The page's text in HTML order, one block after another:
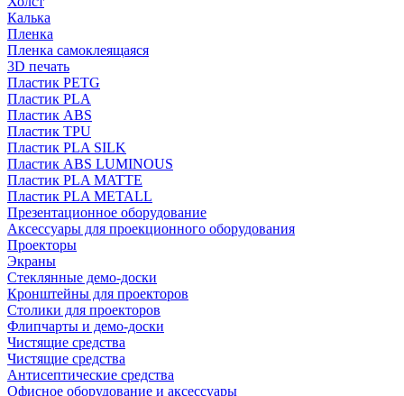
Калька
Пленка
Пленка самоклеящаяся
3D печать
Пластик PETG
Пластик PLA
Пластик ABS
Пластик TPU
Пластик PLA SILK
Пластик ABS LUMINOUS
Пластик PLA MATTE
Пластик PLA METALL
Презентационное оборудование
Аксессуары для проекционного оборудования
Проекторы
Экраны
Стеклянные демо-доски
Кронштейны для проекторов
Столики для проекторов
Флипчарты и демо-доски
Чистящие средства
Чистящие средства
Антисептические средства
Офисное оборудование и аксессуары